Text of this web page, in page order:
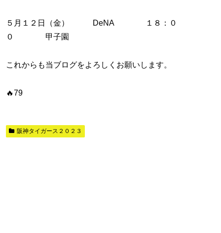
５月１２日（金） DeNA １８：０
０ 甲子園
これからも当ブログをよろしくお願いします。
🔥79
阪神タイガース２０２３